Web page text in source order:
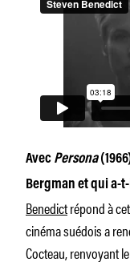
Avec Persona
Bergman et qui a-
Benedictrépond à
cinéma suédois a
Cocteau, renvoyant